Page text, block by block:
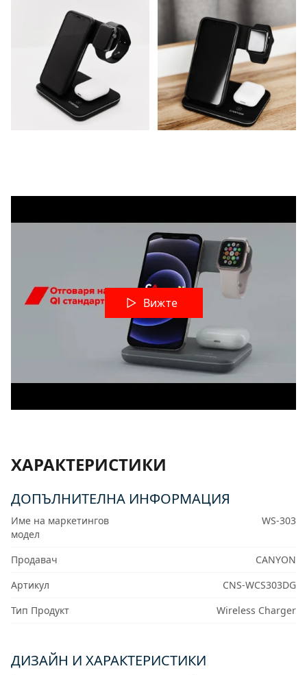
Вижте
ХАРАКТЕРИСТИКИ
ДОПЪЛНИТЕЛНА ИНФОРМАЦИЯ
Име на маркетингов
модел
WS-303
Продавач
CANYON
Артикул
CNS-WCS303DG
Тип Продукт
Wireless Charger
ДИЗАЙН И ХАРАКТЕРИСТИКИ